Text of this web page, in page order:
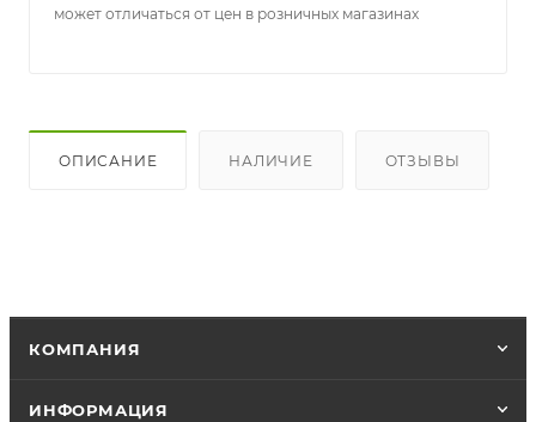
может отличаться от цен в розничных магазинах
ОПИСАНИЕ НАЛИЧИЕ ОТЗЫВЫ
КОМПАНИЯ
ИНФОРМАЦИЯ